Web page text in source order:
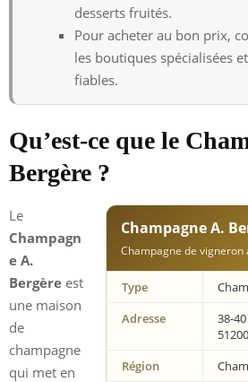
desserts fruités.
Pour acheter au bon prix,
les boutiques spécialisées
fiables.
Qu’est-ce que le
Bergère ?
Champagne A.
Champagne de vigneron
Type
Adresse
38-
Région
Le
Champagn
e A.
Bergère est
une maison
de
champagne
qui met en